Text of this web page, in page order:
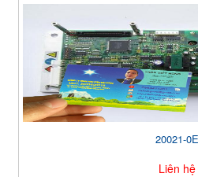
20021-0E
Liên hệ